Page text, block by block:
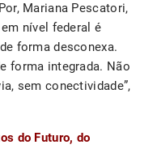
Mariana Pescatori,
nível federal é
forma desconexa.
forma integrada. Não
sem conectividade”,
do Futuro, do